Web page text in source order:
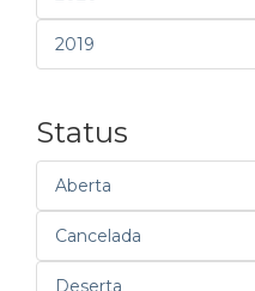
2019
Status
Aberta
Cancelada
Deserta